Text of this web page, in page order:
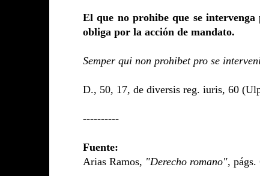
El que no prohibe que se intervenga
obliga por la acción de mandato.
Semper qui non prohibet pro se
D., 50, 17, de diversis reg. iuris, 60
----------
Fuente:
Arias Ramos, "Derecho romano",